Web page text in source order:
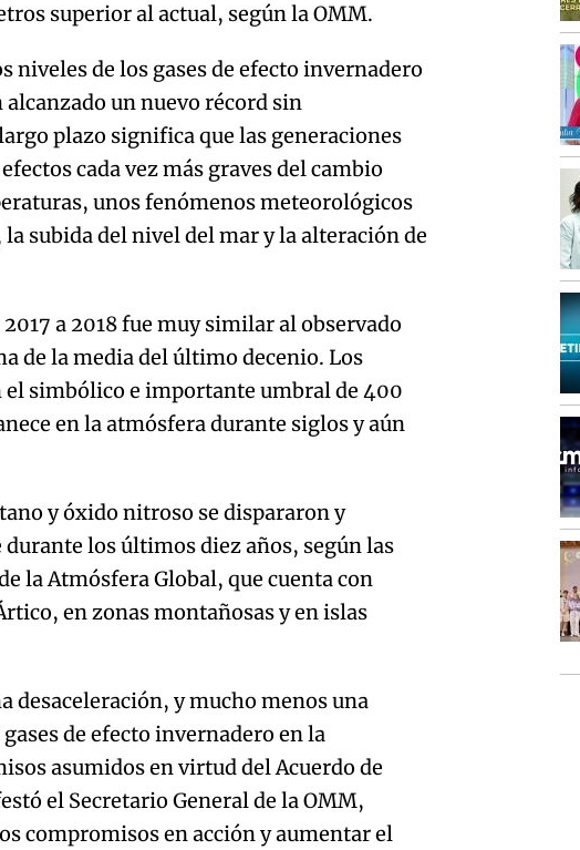
superior al actual, según la OMM.
niveles de los gases de efecto invernadero
un nuevo récord sin
plazo significa que las generaciones
cada vez más graves del cambio
unos fenómenos meteorológicos
subida del nivel del mar y la alteración de
a 2018 fue muy similar al observado
de la media del último decenio. Los
el simbólico e importante umbral de 400
en la atmósfera durante siglos y aún
y óxido nitroso se dispararon y
los últimos diez años, según las
la Atmósfera Global, que cuenta con
en zonas montañosas y en islas
desaceleración, y mucho menos una
de efecto invernadero en la
asumidos en virtud del Acuerdo de
el Secretario General de la OMM,
compromisos en acción y aumentar el